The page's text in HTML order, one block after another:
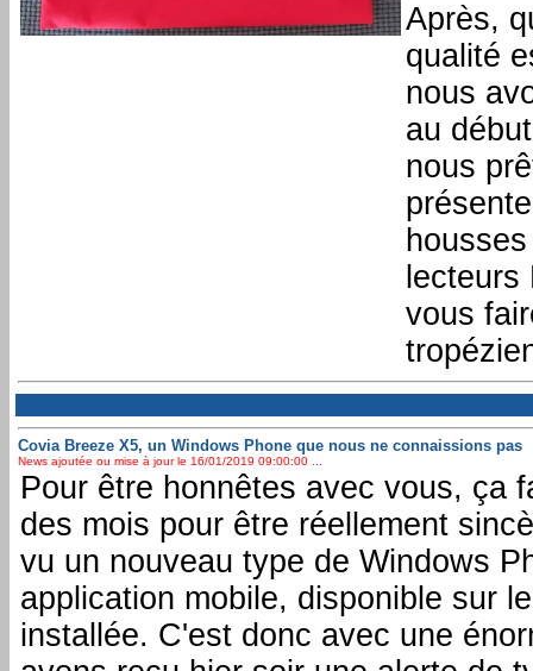
Après,
qualité
nous
au
nous
vous
Covia Breeze X5, un Windows Phone que nous ne connaissions pas
News ajoutée ou mise à jour le 16/01/2019 09:00:00 ...
Pour être honnêtes avec vous, ça
des mois pour être réellement
vu un nouveau type de Windows
application mobile, disponible sur
installée. C'est donc avec une